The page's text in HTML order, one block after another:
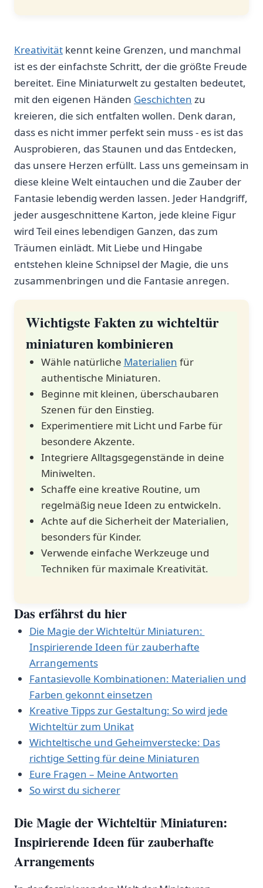
Kreativität kennt keine Grenzen, und manchmal
ist es ⁢der‌ einfachste Schritt,‍ der die größte Freude
bereitet. Eine Miniaturwelt⁣ zu gestalten bedeutet,
mit den eigenen Händen Geschichten zu
‌kreieren, die sich entfalten wollen. Denk⁢ daran,
dass es nicht immer perfekt sein muss -‍ es ist⁣ das
Ausprobieren, das⁣ Staunen und das Entdecken,
das unsere Herzen erfüllt. Lass uns ‌gemeinsam in
diese kleine Welt eintauchen und die⁤ Zauber der
Fantasie lebendig‌ werden lassen. Jeder Handgriff,
jeder ausgeschnittene⁤ Karton, jede kleine Figur
wird Teil eines ⁤lebendigen Ganzen, das zum ​
Träumen einlädt. Mit⁤ Liebe und‌ Hingabe
entstehen kleine Schnipsel der Magie, die uns
zusammenbringen und die Fantasie anregen.
Wichtigste Fakten zu wichteltür
miniaturen kombinieren
Wähle natürliche Materialien für
authentische Miniaturen.
Beginne mit kleinen, überschaubaren
Szenen für den Einstieg.
Experimentiere mit Licht und Farbe für
besondere Akzente.
Integriere Alltagsgegenstände in deine
Miniwelten.
Schaffe eine kreative Routine, um
regelmäßig ‌neue Ideen zu entwickeln.
Achte auf die Sicherheit ‍der Materialien,
besonders für Kinder.
Verwende einfache Werkzeuge und
Techniken für maximale Kreativität.
Das erfährst du hier
Die Magie der Wichteltür Miniaturen: ​
Inspirierende Ideen für zauberhafte
Arrangements
Fantasievolle Kombinationen: Materialien und
Farben gekonnt einsetzen
Kreative Tipps zur Gestaltung: So wird jede
Wichteltür zum Unikat
Wichteltische und Geheimverstecke: Das
richtige‍ Setting für deine Miniaturen
Eure Fragen – Meine Antworten
So wirst du⁤ sicherer
Die Magie der Wichteltür Miniaturen:
Inspirierende Ideen für zauberhafte
Arrangements